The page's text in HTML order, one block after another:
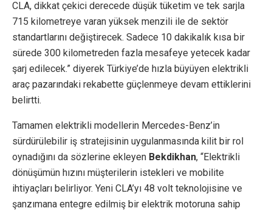
CLA, dikkat çekici derecede düşük tüketim ve tek sarjla
715 kilometreye varan yüksek menzili ile de sektör
standartlarını değiştirecek. Sadece 10 dakikalık kısa bir
sürede 300 kilometreden fazla mesafeye yetecek kadar
şarj edilecek.” diyerek Türkiye’de hızla büyüyen elektrikli
araç pazarındaki rekabette güçlenmeye devam ettiklerini
belirtti.
Tamamen elektrikli modellerin Mercedes-Benz’in
sürdürülebilir iş stratejisinin uygulanmasında kilit bir rol
oynadığını da sözlerine ekleyen Bekdikhan, “Elektrikli
dönüşümün hızını müşterilerin istekleri ve mobilite
ihtiyaçları belirliyor. Yeni CLA’yı 48 volt teknolojisine ve
şanzımana entegre edilmiş bir elektrik motoruna sahip